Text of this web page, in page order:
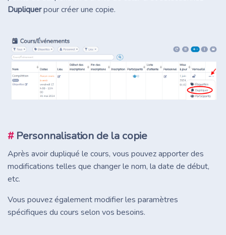
Dupliquerpour créer une copie.
# Personnalisation de la copie
Après avoir dupliqué le cours, vous pouvez apporter des
modifications telles que changer le nom, la date de début,
etc.
Vous pouvez également modifier les paramètres
spécifiques du cours selon vos besoins.